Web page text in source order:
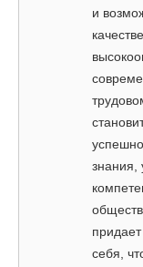
и
знания,
себя,